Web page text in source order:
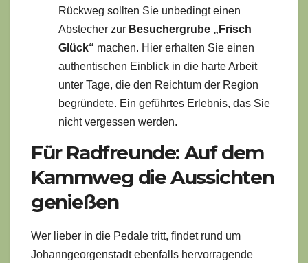
Rückweg sollten Sie unbedingt einen
Abstecher zur Besuchergrube „Frisch
Glück“ machen. Hier erhalten Sie einen
authentischen Einblick in die harte Arbeit
unter Tage, die den Reichtum der Region
begründete. Ein geführtes Erlebnis, das Sie
nicht vergessen werden.
Für Radfreunde: Auf dem
Kammweg die Aussichten
genießen
Wer lieber in die Pedale tritt, findet rund um
Johanngeorgenstadt ebenfalls hervorragende